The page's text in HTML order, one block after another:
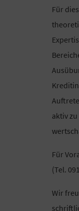
Für
aktiv
Für
(Tel.
Wir